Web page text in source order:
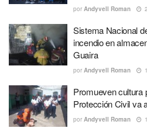
por Andyvell Roman
Sistema Nacional
incendio en
Guaira
por Andyvell Roman
Promueven cultura
Protección Civil va
por Andyvell Roman